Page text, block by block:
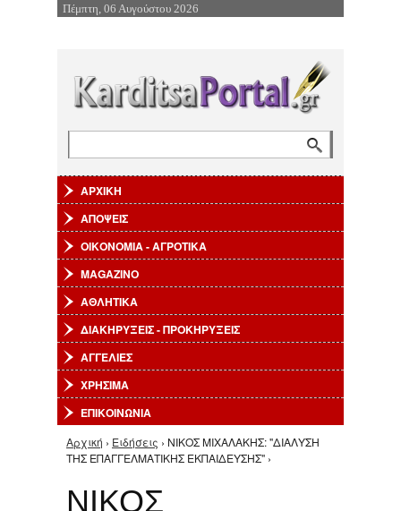
Επιστροφή στην Πλοήγηση
Πέμπτη, 06 Αυγούστου 2026
ΑΡΧΙΚΗ
ΑΠΟΨΕΙΣ
ΟΙΚΟΝΟΜΙΑ - ΑΓΡΟΤΙΚΑ
MAGAZINO
ΑΘΛΗΤΙΚΑ
ΔΙΑΚΗΡΥΞΕΙΣ - ΠΡΟΚΗΡΥΞΕΙΣ
ΑΓΓΕΛΙΕΣ
ΧΡΗΣΙΜΑ
ΕΠΙΚΟΙΝΩΝΙΑ
Είστε εδώ
Αρχική › Ειδήσεις › ΝΙΚΟΣ ΜΙΧΑΛΑΚΗΣ: "ΔΙΑΛΥΣΗ
ΤΗΣ ΕΠΑΓΓΕΛΜΑΤΙΚΗΣ ΕΚΠΑΙΔΕΥΣΗΣ" ›
ΝΙΚΟΣ